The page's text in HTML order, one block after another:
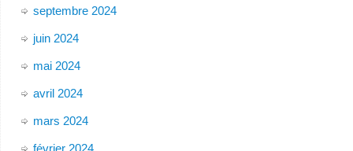
septembre 2024
juin 2024
mai 2024
avril 2024
mars 2024
février 2024